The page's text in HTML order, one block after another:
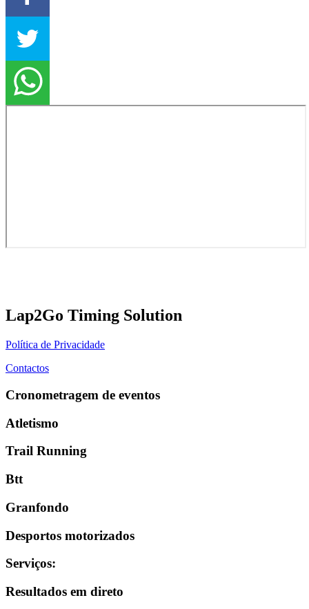
Lap2Go Timing Solution
Política de Privacidade
Contactos
Cronometragem de eventos
Atletismo
Trail Running
Btt
Granfondo
Desportos motorizados
Serviços:
Resultados em direto